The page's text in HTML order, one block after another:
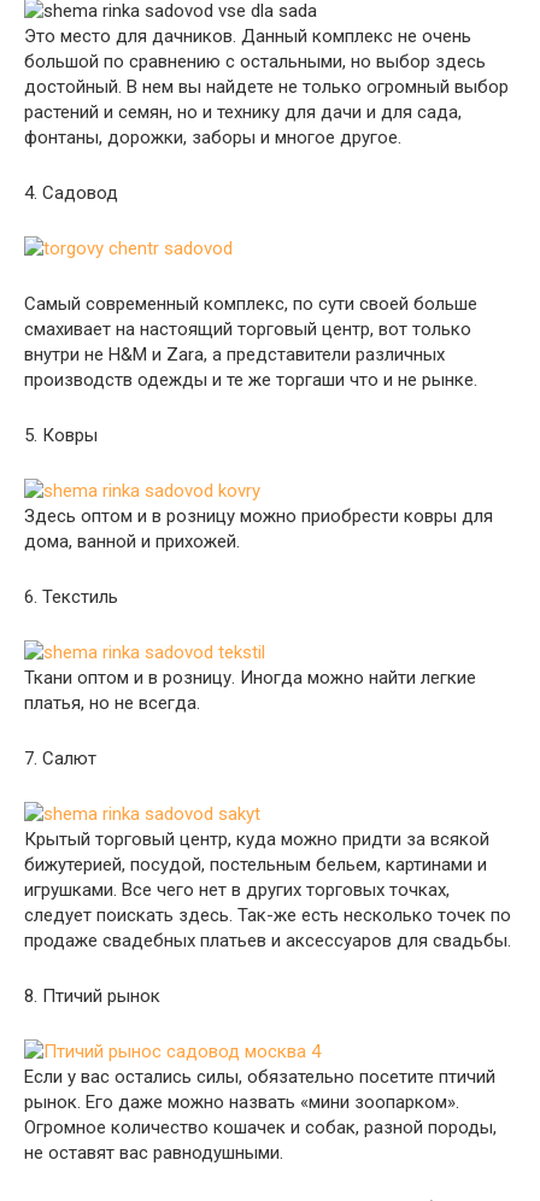
Это место для дачников. Данный комплекс не очень
большой по сравнению с остальными, но выбор здесь
достойный. В нем вы найдете не только огромный выбор
растений и семян, но и технику для дачи и для сада,
фонтаны, дорожки, заборы и многое другое.
4. Садовод
Самый современный комплекс, по сути своей больше
смахивает на настоящий торговый центр, вот только
внутри не H&M и Zara, а представители различных
производств одежды и те же торгаши что и не рынке.
5. Ковры
Здесь оптом и в розницу можно приобрести ковры для
дома, ванной и прихожей.
6. Текстиль
Ткани оптом и в розницу. Иногда можно найти легкие
платья, но не всегда.
7. Салют
Крытый торговый центр, куда можно придти за всякой
бижутерией, посудой, постельным бельем, картинами и
игрушками. Все чего нет в других торговых точках,
следует поискать здесь. Так-же есть несколько точек по
продаже свадебных платьев и аксессуаров для свадьбы.
8. Птичий рынок
Если у вас остались силы, обязательно посетите птичий
рынок. Его даже можно назвать «мини зоопарком».
Огромное количество кошачек и собак, разной породы,
не оставят вас равнодушными.